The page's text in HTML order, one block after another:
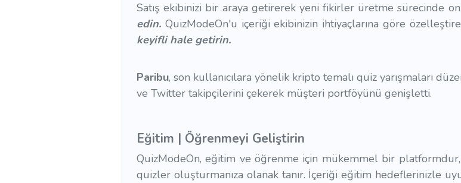
Satış ekibinizi bir araya getirerek yeni fikirler üretme sürecinde
edin. QuizModeOn'u içeriği ekibinizin ihtiyaçlarına göre
keyifli hale getirin.
Paribu, son kullanıcılara yönelik kripto temalı quiz yarışmaları
ve Twitter takipçilerini çekerek müşteri portföyünü genişletti.
Eğitim | Öğrenmeyi Geliştirin
QuizModeOn, eğitim ve öğrenme için mükemmel bir
quizler oluşturmanıza olanak tanır. İçeriği eğitim hedeflerinizle